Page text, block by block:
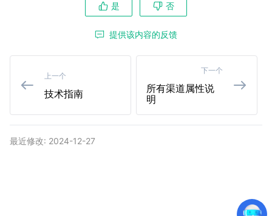
是 否
提供该内容的反馈
上一个
技术指南
下一个
所有渠道属性说
明
最近修改: 2024-12-27